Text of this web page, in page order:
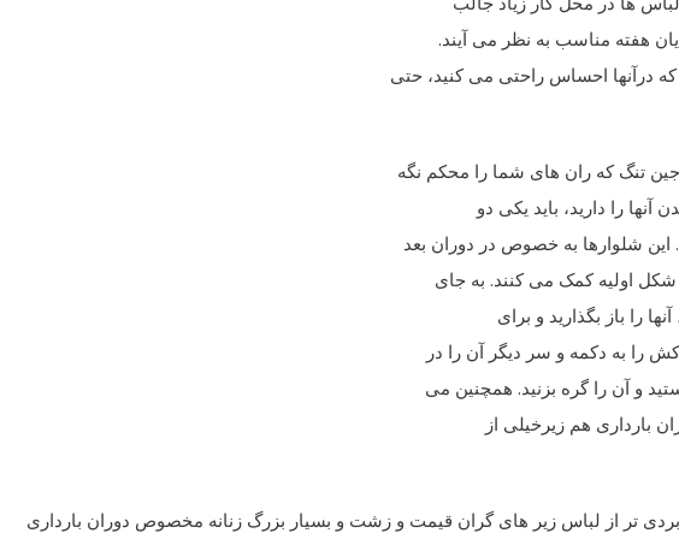
هفته مناسب به نظر می آیند.
درآنها احساس راحتی می کنید، حتی
تنگ که ران های شما را محکم نگه
آنها را دارید، باید یکی دو
این شلوارها به خصوص در دوران بعد
اولیه کمک می کنند. به جای
را باز بگذارید و برای
را به دکمه و سر دیگر آن را در
و آن را گره بزنید. همچنین می
بارداری هم زیرخیلی از
تر از لباس زیر های گران قیمت و زشت و بسیار بزرگ زنانه مخصوص دوران بارداری